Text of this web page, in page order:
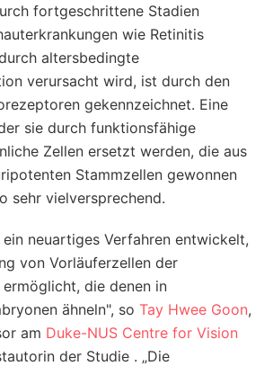
fortgeschrittene Stadien
wie Retinitis
altersbedingte
verursacht wird, ist durch den
gekennzeichnet. Eine
sie durch funktionsfähige
Zellen ersetzt werden, die aus
Stammzellen gewonnen
sehr vielversprechend.
ein neuartiges Verfahren entwickelt,
von Vorläuferzellen der
die denen in
ähneln", so Tay Hwee Goon,
am Duke-NUS Centre for Vision
der Studie . „Die